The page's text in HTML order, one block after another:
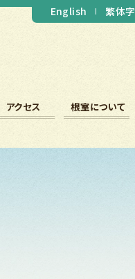
English 繁体字
アクセス 根室について